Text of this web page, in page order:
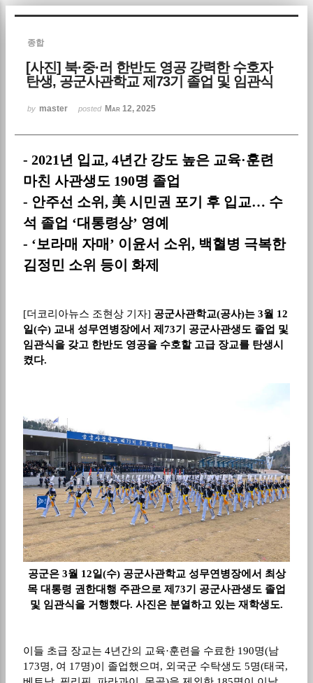
종합
[사진] 북·중·러 한반도 영공 강력한 수호자
탄생, 공군사관학교 제73기 졸업 및 임관식
by master posted Mar 12, 2025
- 2021 년 입교, 4년간 강도 높은 교육·훈련
마친 사관생도 190명 졸업
- 안주선 소위 , 美 시민권 포기 후 입교… 수
석 졸업 ‘대통령상’ 영예
- ‘보라매 자매 ’ 이윤서 소위 , 백혈병 극복한
김정민 소위 등이 화제
[더코리아뉴스 조현상 기자] 공군사관학교(공사)는 3월 12
일(수) 교내 성무연병장에서 제 73기 공군사관생도 졸업 및
임관식을 갖고 한반도 영공을 수호할 고급 장교를 탄생시
켰다.
공군은 3월 12일(수) 공군사관학교 성무연병장에서 최상
목 대통령 권한대행 주관으로 제73기 공군사관생도 졸업
및 임관식을 거행했다. 사진은 분열하고 있는 재학생도.
이들 초급 장교는 4년간의 교육·훈련을 수료한 190명(남
173명, 여 17명)이 졸업했으며, 외국군 수탁생도 5명(태국,
Sketchbook5, 스케치북5
Sketchbook5, 스케치북5